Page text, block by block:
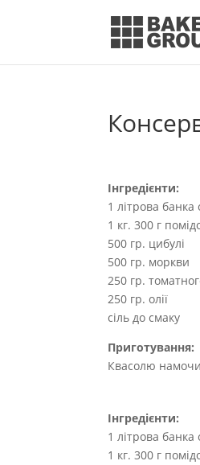
Інгредієнти:
1 літрова банка
1 кг. 300 г
500 гр. цибулі
500 гр. моркви
250 гр.
250 гр. олії
сіль до смаку
Приготування:
Квасолю
Інгредієнти:
1 літрова банка
1 кг. 300 г